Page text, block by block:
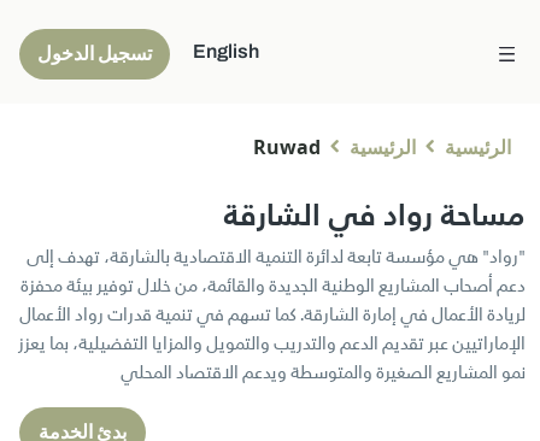
English تسجيل الدخول
الرئيسية الرئيسية Ruwad
مساحة رواد في الشارقة
"رواد" هي مؤسسة تابعة لدائرة التنمية الاقتصادية بالشارقة، تهدف إلى
دعم أصحاب المشاريع الوطنية الجديدة والقائمة، من خلال توفير بيئة محفزة
لريادة الأعمال في إمارة الشارقة. كما تسهم في تنمية قدرات رواد الأعمال
الإماراتيين عبر تقديم الدعم والتدريب والتمويل والمزايا التفضيلية، بما يعزز
نمو المشاريع الصغيرة والمتوسطة ويدعم الاقتصاد المحلي
بدئ الخدمة